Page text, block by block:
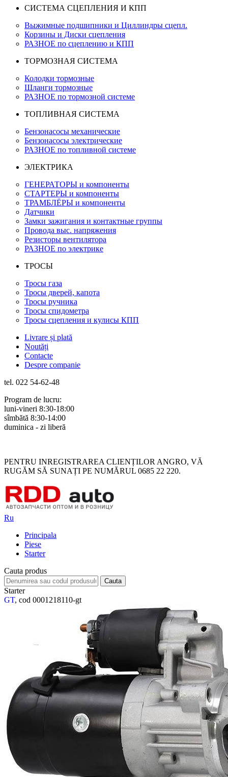
СИСТЕМА СЦЕПЛЕНИЯ И КПП
Выжимные подшипники и Циллиндры сцепл.
Корзины и Диски сцепления
РАЗНОЕ по сцеплению и КПП
ТОРМОЗНАЯ СИСТЕМА
Колодки тормозные
Шланги тормозные
РАЗНОЕ по тормозной системе
ТОПЛИВНАЯ СИСТЕМА
Бензонасосы механические
Бензонасосы электрические
РАЗНОЕ по топливной системе
ЭЛЕКТРИКА
ГЕНЕРАТОРЫ и компоненты
СТАРТЕРЫ и компоненты
ТРАМБЛЁРЫ и компоненты
Датчики
Замки зажигания и контактные группы
Провода выс. напряжения
Резисторы вентилятора
РАЗНОЕ по электрике
ТРОСЫ
Тросы газа
Тросы дверей, капота
Тросы ручника
Тросы спидометра
Тросы сцепления и кулисы КПП
Livrare și plată
Noutăți
Contacte
Despre companie
tel. 022 54-62-48
Program de lucru:
luni-vineri 8:30-18:00
sîmbătă 8:30-14:00
duminica - zi liberă
PENTRU INREGISTRAREA CLIENȚILOR ANGRO, VĂ
RUGĂM SĂ SUNAȚI PE NUMĂRUL 0685 22 220.
Ru
Principala
Piese
Starter
Cauta produs
Starter
GT, cod 0001218110-gt